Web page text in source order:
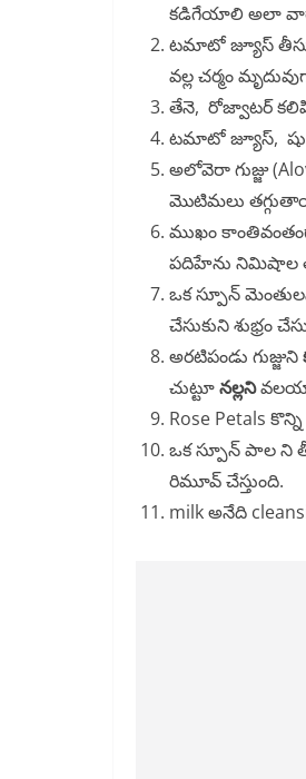
కడిగేయాలి అలా
టమాటో జ్యూస్
వల్ల చర్మం
తేనె, రోజ్వాటర్ కలిపి
టమాటో జ్యూస్,
అలోవెరా గుజ్జు
మొటిమలు
ముఖం
పదిహేను నిమిషాల
ఒక స్పూన్
చేసుకుని శుభ్రం
అరటిపండు గుజ్జుని
చుట్టూనల్లని
Rose Petals
ఒక స్పూన్ పాల ని
రిమూవ్ చేస్తుంది.
milk అనేది